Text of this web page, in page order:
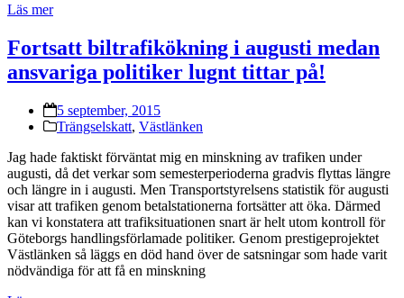
Läs mer
Fortsatt biltrafikökning i augusti medan
ansvariga politiker lugnt tittar på!
5 september, 2015
Trängselskatt, Västlänken
Jag hade faktiskt förväntat mig en minskning av trafiken under
augusti, då det verkar som semesterperioderna gradvis flyttas längre
och längre in i augusti. Men Transportstyrelsens statistik för augusti
visar att trafiken genom betalstationerna fortsätter att öka. Därmed
kan vi konstatera att trafiksituationen snart är helt utom kontroll för
Göteborgs handlingsförlamade politiker. Genom prestigeprojektet
Västlänken så läggs en död hand över de satsningar som hade varit
nödvändiga för att få en minskning